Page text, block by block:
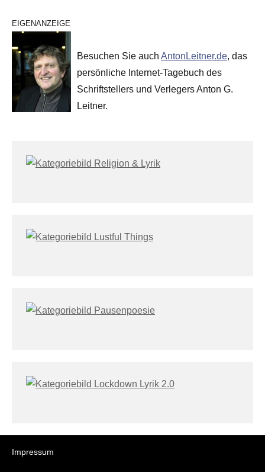
EIGENANZEIGE
Besuchen Sie auch AntonLeitner.de, das
persönliche Internet-Tagebuch des
Schriftstellers und Verlegers Anton G.
Leitner.
Impressum